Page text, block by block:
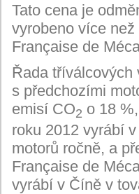
Tato cena je
vyrobeno více
Française de
Řada tříválcových
s předchozími
emisí CO2 o 18
roku 2012 vyrábí
motorů ročně, a
Française de
vyrábí v Číně v